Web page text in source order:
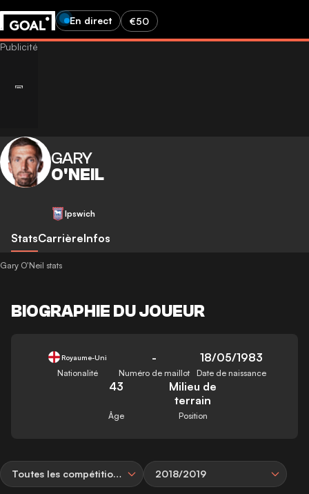
En direct €50
GARY
O'NEIL
Ipswich
StatsCarrièreInfos
Gary O'Neil stats
BIOGRAPHIE DU JOUEUR
Royaume-Uni
Nationalité
-
Numéro de maillot
18/05/1983
Date de naissance
43
Âge
Milieu de
terrain
Position
Toutes les compétitions 2018/2019